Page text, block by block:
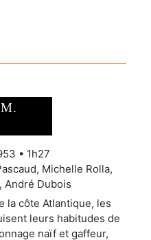
• 1h27
Michelle Rolla,
André Dubois
la côte Atlantique, les
leurs habitudes de
naïf et gaffeur,